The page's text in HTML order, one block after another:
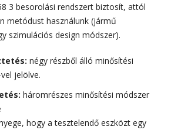
3 besorolási rendszert biztosít, attól
metódust használunk (jármű
szimulációs design módszer).
négy részből álló minősítési
jelölve.
háromrészes minősítési módszer
hogy a tesztelendő eszközt egy